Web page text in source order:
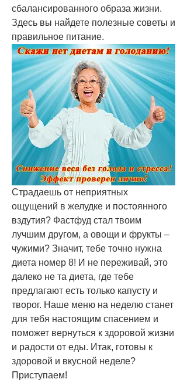
сбалансированного образа жизни.
Здесь вы найдете полезные советы и
правильное питание.
Страдаешь от неприятных
ощущений в желудке и постоянного
вздутия? Фастфуд стал твоим
лучшим другом, а овощи и фрукты –
чужими? Значит, тебе точно нужна
диета номер 8! И не переживай, это
далеко не та диета, где тебе
предлагают есть только капусту и
творог. Наше меню на неделю станет
для тебя настоящим спасением и
поможет вернуться к здоровой жизни
и радости от еды. Итак, готовы к
здоровой и вкусной неделе?
Приступаем!